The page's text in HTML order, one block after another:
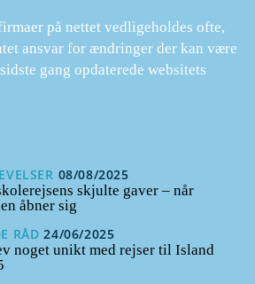
på nettet vedligeholdes ofte,
ansvar for ændringer der kan være
gang opdaterede websitets
08/08/2025
skjulte gaver – når
åbner sig
RÅD 24/06/2025
noget unikt med rejser til Island